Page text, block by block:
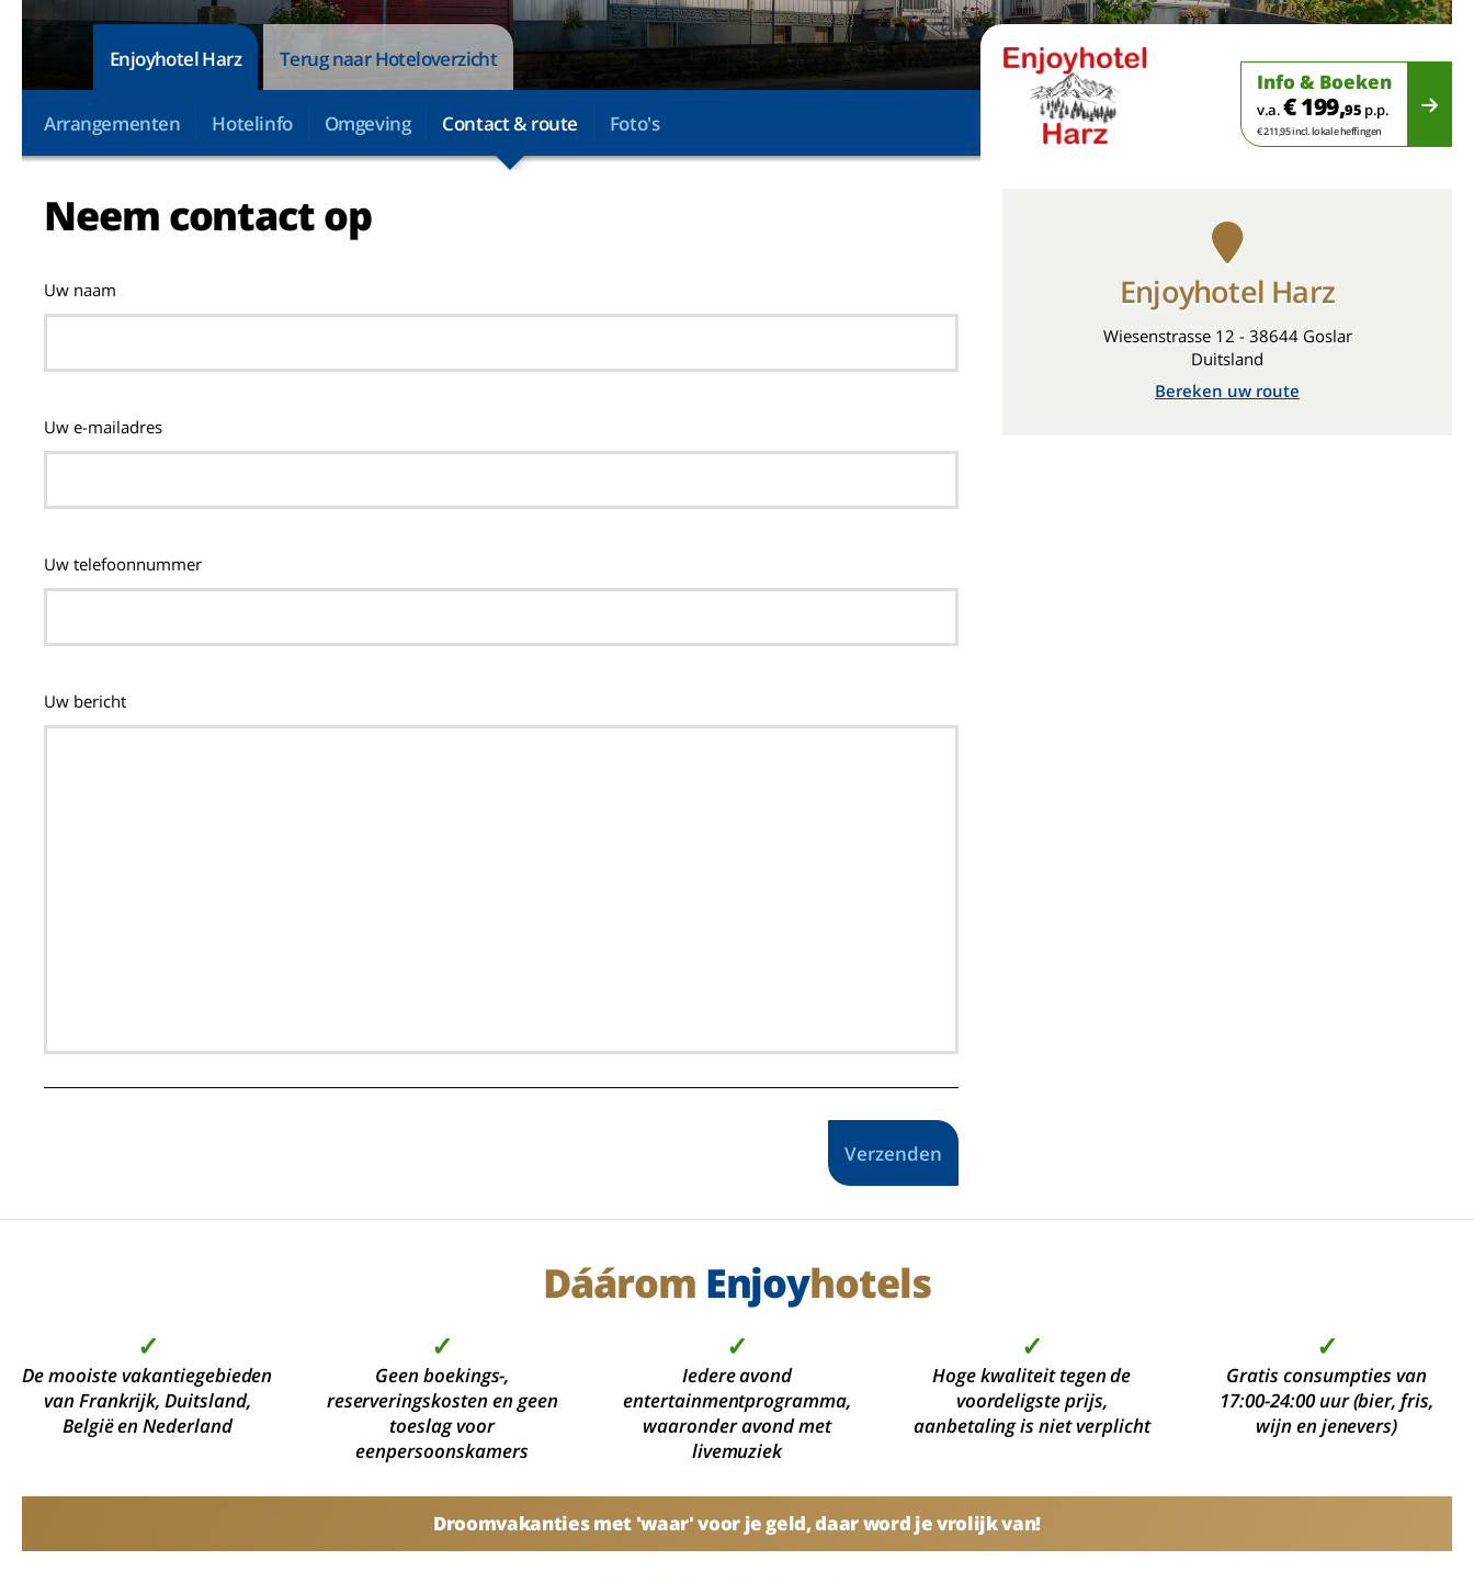
Enjoyhotel Harz Terug naar Hoteloverzicht
Arrangementen Hotelinfo Omgeving Contact & route Foto's
Info & Boeken
v.a.€ 199,95 p.p.
€ 211,95 incl. lokale heffingen
Neem contact op
Uw naam
Uw e-mailadres
Uw telefoonnummer
Uw bericht
Verzenden
Enjoyhotel Harz
Wiesenstrasse 12 - 38644 Goslar
Duitsland
Bereken uw route
Dáárom Enjoyhotels
✓
De mooiste vakantiegebieden
van Frankrijk, Duitsland,
België en Nederland
✓
Geen boekings-,
reserveringskosten en geen
toeslag voor
eenpersoonskamers
✓
Iedere avond
entertainmentprogramma,
waaronder avond met
livemuziek
✓
Hoge kwaliteit tegen de
voordeligste prijs,
aanbetaling is niet verplicht
✓
Gratis consumpties van
17:00-24:00 uur (bier, fris,
wijn en jenevers)
Droomvakanties met 'waar' voor je geld, daar word je vrolijk van!